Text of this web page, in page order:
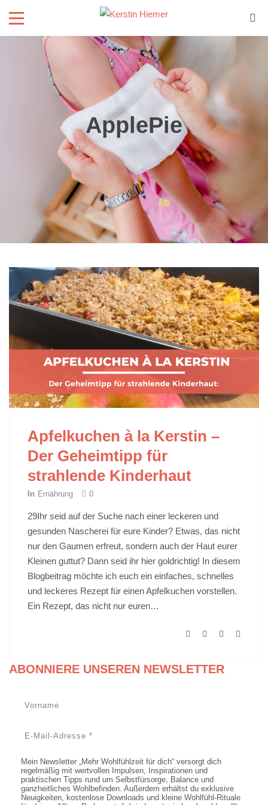
ApplePie
Wohlfühlzeit ApplePie
Apfelkuchen à la Kerstin –
Der Geheimtipp für
strahlende Kinderhaut
In Ernährung 0
29Ihr seid auf der Suche nach einer leckeren und
gesunden Nascherei für eure Kinder? Etwas, das nicht
nur den Gaumen erfreut, sondern auch der Haut eurer
Kleinen guttut? Dann seid ihr hier goldrichtig! In diesem
Blogbeitrag möchte ich euch ein einfaches, schnelles
und leckeres Rezept für einen Apfelkuchen vorstellen.
Ein Rezept, das nicht nur euren…
ABONNIERE UNSEREN NEWSLETTER
Mein Newsletter „Mehr Wohlfühlzeit für dich“ versorgt dich
regelmäßig mit wertvollen Impulsen, Inspirationen und
praktischen Tipps rund um Selbstfürsorge, Balance und
ganzheitliches Wohlbefinden. Außerdem erhältst du exklusive
Neuigkeiten, kostenlose Downloads und kleine Wohlfühl-Rituale